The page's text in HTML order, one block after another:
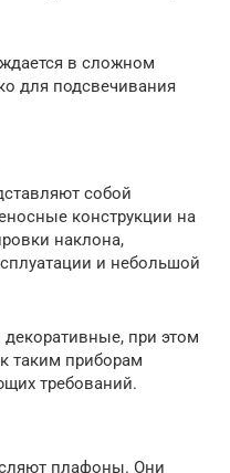
в сложном
для подсвечивания
собой
конструкции на
наклона,
и небольшой
при этом
таким приборам
требований.
плафоны. Они